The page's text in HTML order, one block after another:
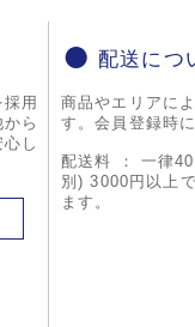
用
ら
し
配送につ
商品やエリアに
す。会員登録時
配送料 ： 一律
別) 3000円以上
ます。